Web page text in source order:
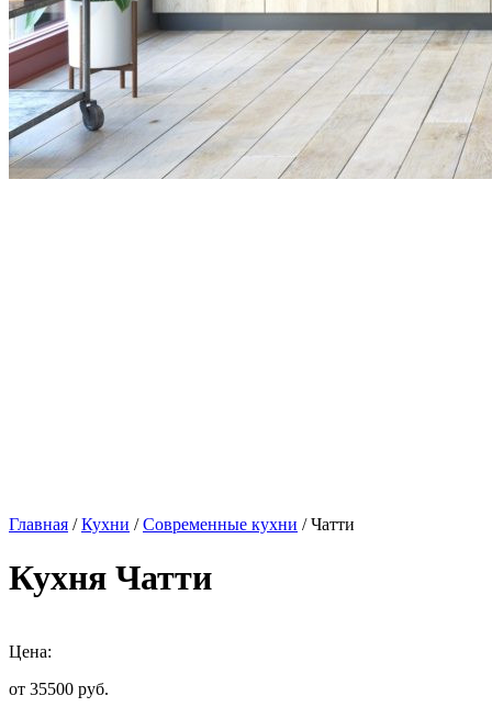
Главная /Кухни /Современные кухни / Чатти
Кухня Чатти
Цена:
от 35500 руб.